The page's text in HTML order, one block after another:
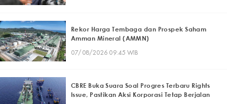
Rekor Harga Tembaga dan Prospek Saham
Amman Mineral (AMMN)
07/08/2026 09:45 WIB
CBRE Buka Suara Soal Progres Terbaru Rights
Issue, Pastikan Aksi Korporasi Tetap Berjalan